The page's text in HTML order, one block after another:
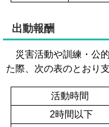
出動報酬
災害活動や訓練・公
た際、次の表のとおり
活動時間
2時間以下